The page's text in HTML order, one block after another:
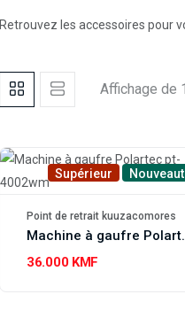
Retrouvez les accessoires pour
Affichage de
Supérieur
Point de retrait kuuzacomores
36.000 KMF